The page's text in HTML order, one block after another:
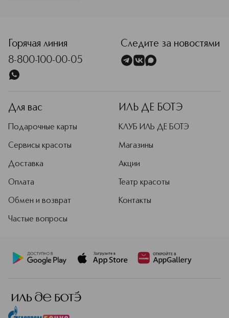
Homme. KENZO ценит оптимизм,
открытость, энергию молодости и
стремится сделать мир прекраснее.
Горячая линия
8-800-100-00-05
Следите за новостями
Для вас
Подарочные карты
Сервисы красоты
Доставка
Оплата
Обмен и возврат
Частые вопросы
ИЛЬ ДЕ БОТЭ
КЛУБ ИЛЬ ДЕ БОТЭ
Магазины
Акции
Театр красоты
Контакты